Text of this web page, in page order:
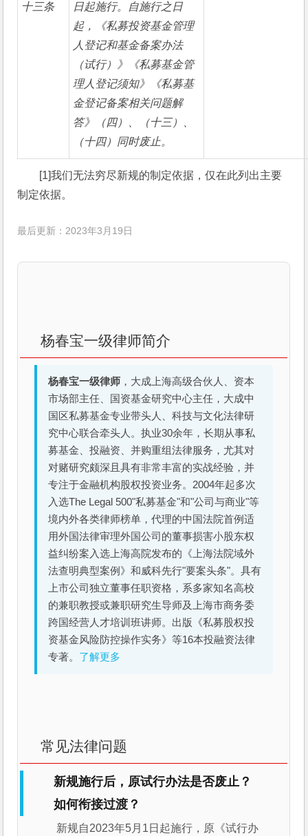
十三条
日起施行。自施行之日
起，《私募投资基金管理
人登记和基金备案办法
（试行）》《私募基金管
理人登记须知》《私募基
金登记备案相关问题解
答》（四）、（十三）、
（十四）同时废止。
[1]我们无法穷尽新规的制定依据，仅在此列出主要
制定依据。
最后更新：2023年3月19日
杨春宝一级律师简介
杨春宝一级律师 ，大成上海高级合伙人、资本
市场部主任、国资基金研究中心主任，大成中
国区私募基金专业带头人、科技与文化法律研
究中心联合牵头人。执业30余年，长期从事私
募基金、投融资、并购重组法律服务，尤其对
对赌研究颇深且具有非常丰富的实战经验，并
专注于金融机构股权投资业务。2004年起多次
入选The Legal 500"私募基金"和"公司与商业"等
境内外各类律师榜单，代理的中国法院首例适
用外国法律审理外国公司的董事损害小股东权
益纠纷案入选上海高院发布的《上海法院域外
法查明典型案例》和威科先行"要案头条"。具有
上市公司独立董事任职资格，系多家知名高校
的兼职教授或兼职研究生导师及上海市商务委
跨国经营人才培训班讲师。出版《私募股权投
资基金风险防控操作实务》等16本投融资法律
专著。 了解更多
常见法律问题
新规施行后，原试行办法是否废止？
如何衔接过渡？
新规自2023年5月1日起施行，原《试行办